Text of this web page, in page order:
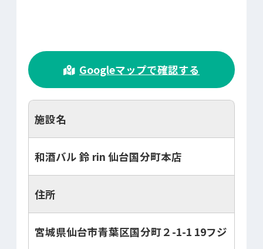
Googleマップで確認する
施設名
和酒バル 鈴 rin 仙台国分町本店
住所
宮城県仙台市青葉区国分町２-1-1 19フジ